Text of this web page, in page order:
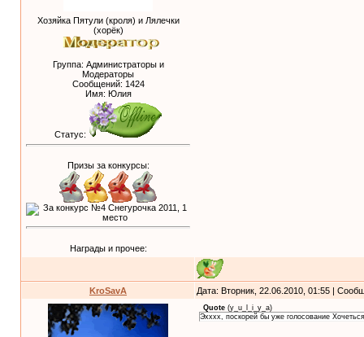
Хозяйка Пятули (кроля) и Лялечки
(хорёк)
Группа: Администраторы и
Модераторы
Сообщений: 1424
Имя: Юлия
Статус:
Призы за конкурсы:
Награды и прочее:
KroSavA Дата: Вторник, 22.06.2010, 01:55 |
Quote (y_u_l_i_y_a)
Эхххх, поскорей бы уже голосование